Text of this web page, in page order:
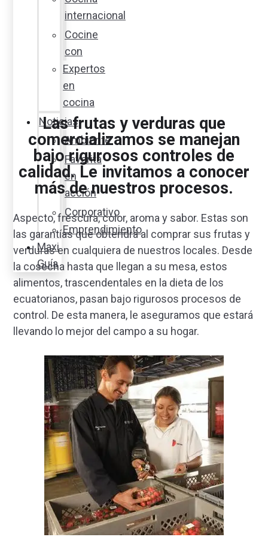
internacional
Cocine
con
Expertos
en
cocina
Noticias
Ambiente
Favorita
en
acción
Corporativo
Emprendimiento
Maxi
Guía
Las frutas y verduras que
comercializamos se manejan
bajo rigurosos controles de
calidad. Le invitamos a conocer
más de nuestros procesos.
Aspecto, frescura, color, aroma y sabor. Estas son
las garantías que obtendrá al comprar sus frutas y
verduras en cualquiera de nuestros locales. Desde
la cosecha hasta que llegan a su mesa, estos
alimentos, trascendentales en la dieta de los
ecuatorianos, pasan bajo rigurosos procesos de
control. De esta manera, le aseguramos que estará
llevando lo mejor del campo a su hogar.